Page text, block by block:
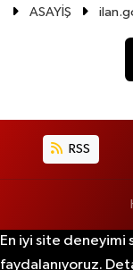
ASAYİŞ
RSS
En iyi site
faydalanıyoruz.